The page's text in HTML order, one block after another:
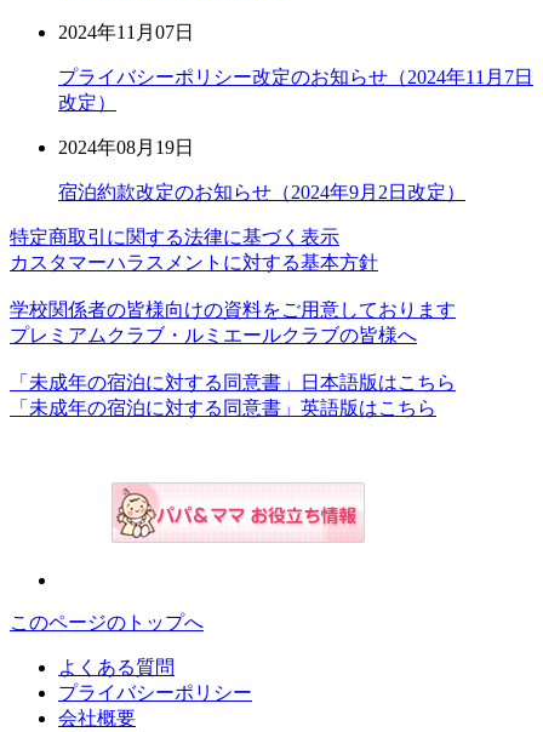
2024年11月07日
プライバシーポリシー改定のお知らせ（2024年11月7日
改定）
2024年08月19日
宿泊約款改定のお知らせ（2024年9月2日改定）
特定商取引に関する法律に基づく表示
カスタマーハラスメントに対する基本方針
学校関係者の皆様向けの資料をご用意しております
プレミアムクラブ・ルミエールクラブの皆様へ
「未成年の宿泊に対する同意書」日本語版はこちら
「未成年の宿泊に対する同意書」英語版はこちら
このページのトップへ
よくある質問
プライバシーポリシー
会社概要